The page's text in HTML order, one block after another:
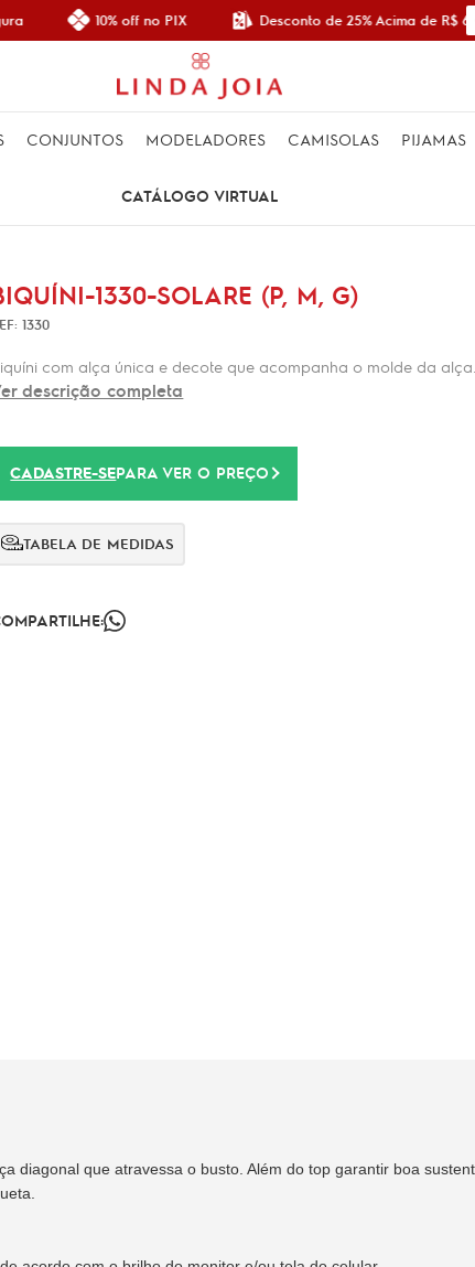
10% off no PIX Desconto de 25% Acima de R$
CONJUNTOS MODELADORES CAMISOLAS PIJAMAS
CATÁLOGO VIRTUAL
1330-SOLARE (P, M, G)
1330
com alça única e decote que acompanha o molde da
descrição completa
CADASTRE-SEPARA VER O PREÇO
TABELA DE MEDIDAS
diagonal que atravessa o busto. Além do top garantir boa